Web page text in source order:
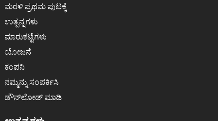
ಮರಳಿ ಪ್ರಥಮ ಪುಟಕ್ಕೆ
ಉತ್ಪನ್ನಗಳು
ಮಾರುಕಟ್ಟೆಗಳು
ಯೋಜನೆ
ಕಂಪನಿ
ನಮ್ಮನ್ನು ಸಂಪರ್ಕಿಸಿ
ಡೌನ್‌ಲೋಡ್ ಮಾಡಿ